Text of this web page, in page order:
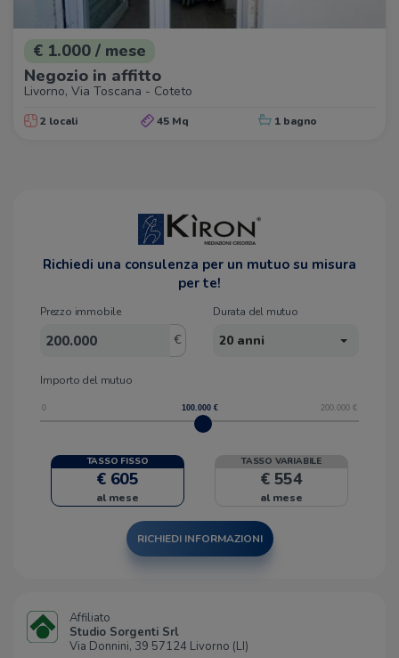
€ 1.000 / mese
Negozio in affitto
Livorno, Via Toscana - Coteto
2 locali 45 Mq 1 bagno
Richiedi una consulenza per un mutuo su misura
per te!
Prezzo immobile
€
Durata del mutuo
20 anni
Importo del mutuo
0 200.000 €
100.000€
TASSO FISSO
€ 605
al mese
TASSO VARIABILE
€ 554
al mese
RICHIEDI INFORMAZIONI
Affiliato
Studio Sorgenti Srl
Via Donnini, 39 57124 Livorno (LI)